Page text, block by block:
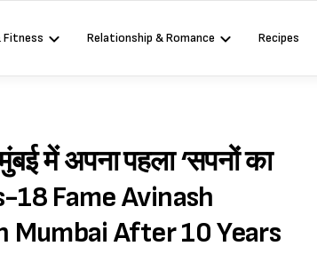
Fitness Relationship & Romance Recipes
में अपना पहला ‘सपनों का
18 Fame Avinash
Mumbai After 10 Years